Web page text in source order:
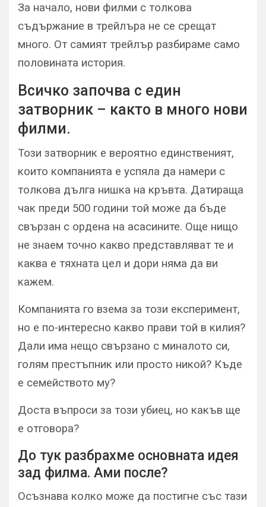
За начало, нови филми с толкова
съдържание в трейлъра не се срещат
много. От самият трейлър разбираме само
половината история.
Всичко започва с един
затворник – както в много нови
филми.
Този затворник е вероятно единственият,
които компанията е успяла да намери с
толкова дълга нишка на кръвта. Датираща
чак преди 500 години той може да бъде
свързан с ордена на асасините. Още нищо
не знаем точно какво представляват те и
каква е тяхната цел и дори няма да ви
кажем.
Компанията го взема за този експеримент,
но е по-интересно какво прави той в килия?
Дали има нещо свързано с миналото си,
голям престъпник или просто никой? Къде
е семейството му?
Доста въпроси за този убиец, но какъв ще
е отговора?
До тук разбрахме основната идея
зад филма. Ами после?
Осъзнава колко може да постигне със тази